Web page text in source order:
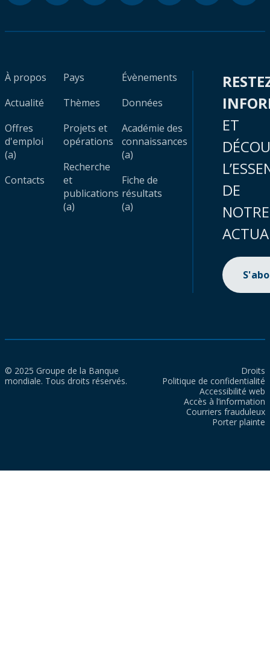
À propos
Actualité
Offres
d'emploi
(a)
Contacts
Pays
Thèmes
Projets et
opérations
Recherche
et
publications
(a)
Évènements
Données
Académie des
connaissances
(a)
Fiche de
résultats
(a)
ET
DE
NOTRE
© 2025 Groupe de la Banque
mondiale. Tous droits réservés.
Droits
Politique de confidentialité
Accessibilité web
Accès à l’information
Courriers frauduleux
Porter plainte